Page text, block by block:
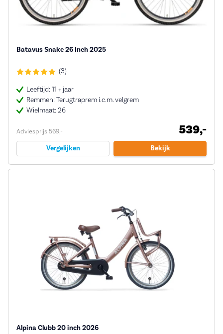
Batavus Snake 26 Inch 2025
(3)
Leeftijd: 11 + jaar
Remmen: Terugtraprem i.c.m. velgrem
Wielmaat: 26
Adviesprijs 569,- 539,-
Vergelijken Bekijk
Alpina Clubb 20 inch 2026